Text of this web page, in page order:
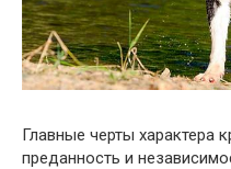
Главные черты характера
преданность и